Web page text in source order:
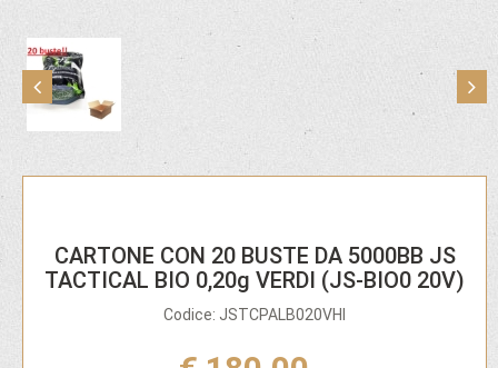
CARTONE CON 20 BUSTE DA 5000BB JS
TACTICAL BIO 0,20g VERDI (JS-BIO0 20V)
Codice: JSTCPALB020VHI